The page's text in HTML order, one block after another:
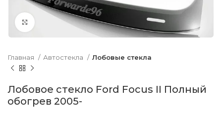
Нажмите, чтобы увеличить
Главная Автостекла Лобовые стекла
Лобовое стекло Ford Focus II Полный
обогрев 2005-